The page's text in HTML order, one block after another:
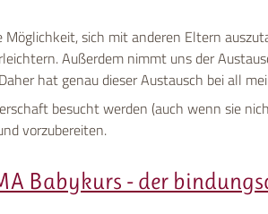
sich mit anderen Eltern
Außerdem nimmt uns der
hat genau dieser Austausch bei all
besucht werden (auch wenn sie
vorzubereiten.
Babykurs - der